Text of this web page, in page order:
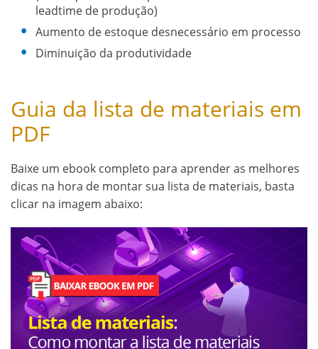
leadtime de produção)
Aumento de estoque desnecessário em processo
Diminuição da produtividade
Guia da lista de materiais em
PDF
Baixe um ebook completo para aprender as melhores
dicas na hora de montar sua lista de materiais, basta
clicar na imagem abaixo: